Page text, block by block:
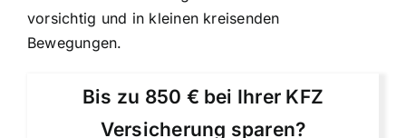
vorsichtig und in kleinen kreisenden
Bewegungen.
Bis zu 850 € bei Ihrer KFZ
Versicherung sparen?